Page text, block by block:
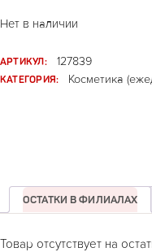
Нет в наличии
АРТИКУЛ:
127839
КАТЕГОРИЯ:
Косметика
ОСТАТКИ В ФИЛИАЛАХ
Товар отсутствует на